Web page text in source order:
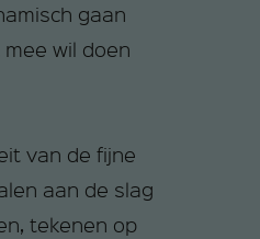
gaan
wil doen
van de fijne
aan de slag
tekenen op